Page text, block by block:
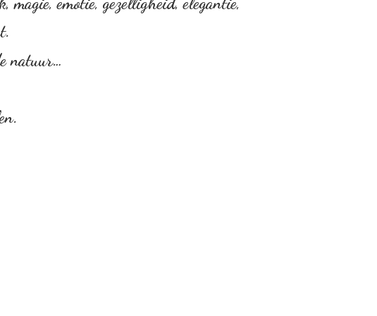
natuur…